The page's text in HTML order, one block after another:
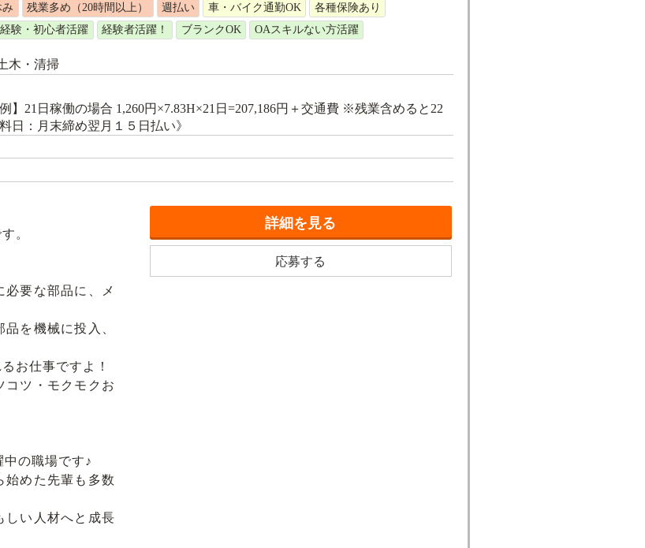
残業多め（20時間以上） 週払い 車・バイク通勤OK
各種保険あり
験・初心者活躍 経験者活躍！ ブランクOK OAスキルない方活躍
木・清掃
21日稼働の場合 1,260円×7.83H×21日=207,186円＋交通費 ※残業含めると22
日：月末締め翌月１５日払い》
。
要な部品に、メ
を機械に投入、
お仕事ですよ！
コツ・モクモクお
中の職場です♪
始めた先輩も多数
しい⼈材へと成⻑
詳細を見る
応募する